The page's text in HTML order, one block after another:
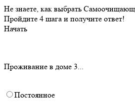
Не знаете, как выбрать
Пройдите 4 шага и получите ответ!
Начать
Проживание в доме 3...
Постоянное